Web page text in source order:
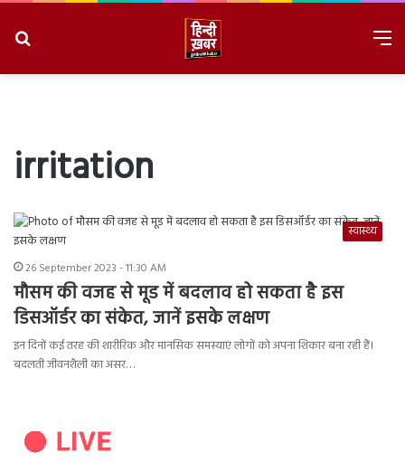
irritation
स्वास्थ्य
26 September 2023 - 11:30 AM
मौसम की वजह से मूड में बदलाव हो सकता है इस
डिसऑर्डर का संकेत, जानें इसके लक्षण
इन दिनों कई तरह की शारीरिक और मानसिक समस्याएं लोगों को अपना शिकार बना रही हैं।
बदलती जीवनशैली का असर…